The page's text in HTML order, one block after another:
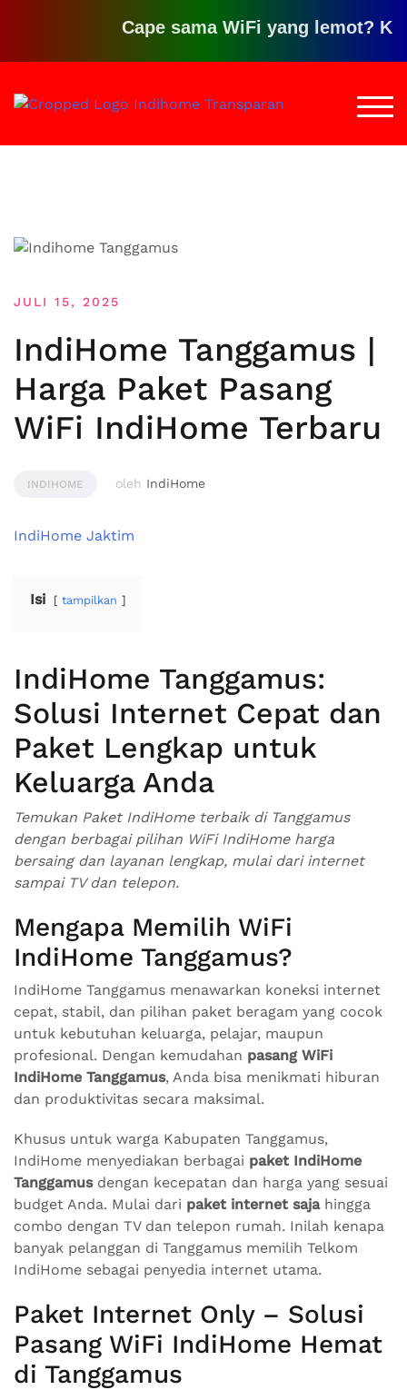
Cape sama WiFi yang lemot? Klik
ke
konten
JULI 15, 2025
IndiHome Tanggamus |
Harga Paket Pasang
WiFi IndiHome Terbaru
INDIHOME oleh IndiHome
IndiHome Jaktim
Isi tampilkan
IndiHome Tanggamus:
Solusi Internet Cepat dan
Paket Lengkap untuk
Keluarga Anda
Temukan Paket IndiHome terbaik di Tanggamus
dengan berbagai pilihan WiFi IndiHome harga
bersaing dan layanan lengkap, mulai dari internet
sampai TV dan telepon.
Mengapa Memilih WiFi
IndiHome Tanggamus?
IndiHome Tanggamus menawarkan koneksi internet
cepat, stabil, dan pilihan paket beragam yang cocok
untuk kebutuhan keluarga, pelajar, maupun
profesional. Dengan kemudahan pasang WiFi
IndiHome Tanggamus, Anda bisa menikmati hiburan
dan produktivitas secara maksimal.
Khusus untuk warga Kabupaten Tanggamus,
IndiHome menyediakan berbagai paket IndiHome
Tanggamusdengan kecepatan dan harga yang sesuai
budget Anda. Mulai dari paket internet sajahingga
combo dengan TV dan telepon rumah. Inilah kenapa
banyak pelanggan di Tanggamus memilih Telkom
IndiHome sebagai penyedia internet utama.
Paket Internet Only – Solusi
Pasang WiFi IndiHome Hemat
di Tanggamus